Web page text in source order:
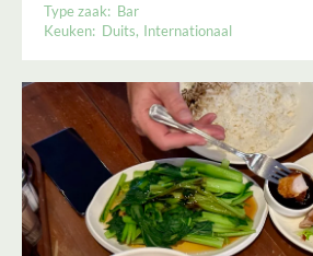
Type zaak: Bar
Keuken: Duits Internationaal